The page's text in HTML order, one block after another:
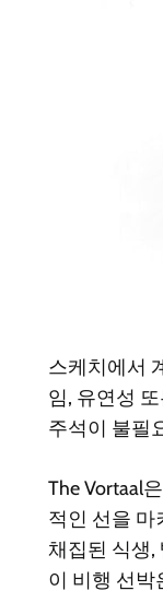
스케치에서
임, 유연성
주석이 불필
The Vortaal
적인 선을 마
채집된 식생,
이 비행 선박